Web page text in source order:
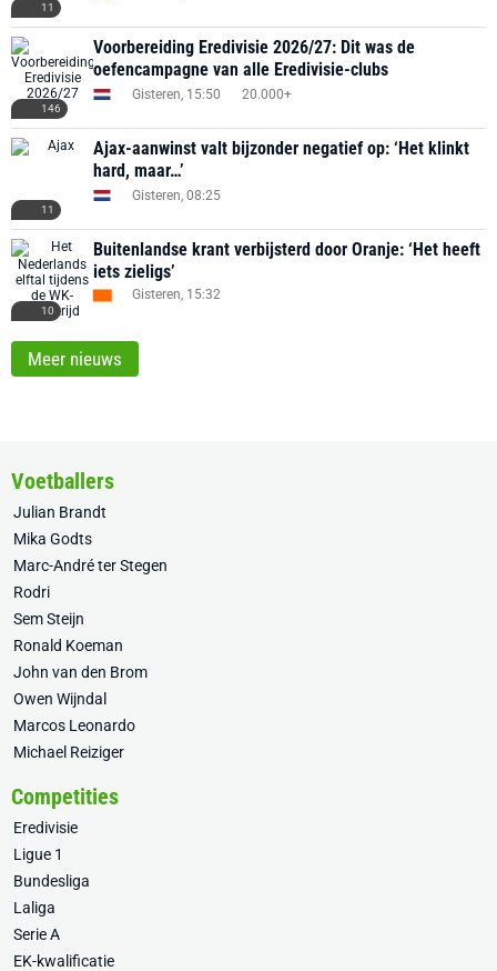
11
146
Voorbereiding Eredivisie 2026/27: Dit was de
oefencampagne van alle Eredivisie-clubs
Gisteren, 15:50 20.000+
11
Ajax-aanwinst valt bijzonder negatief op: ‘Het klinkt
hard, maar…’
Gisteren, 08:25
10
Buitenlandse krant verbijsterd door Oranje: ‘Het heeft
iets zieligs’
Gisteren, 15:32
Meer nieuws
Voetballers
Julian Brandt
Mika Godts
Marc-André ter Stegen
Rodri
Sem Steijn
Ronald Koeman
John van den Brom
Owen Wijndal
Marcos Leonardo
Michael Reiziger
Competities
Eredivisie
Ligue 1
Bundesliga
Laliga
Serie A
EK-kwalificatie